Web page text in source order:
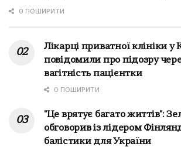
0 ПОШИРИТИ
Лікарці приватної клініки у
повідомили про підозру
вагітність пацієнтки
0 ПОШИРИТИ
"Це врятує багато життів":
обговорив із лідером
балістики для України